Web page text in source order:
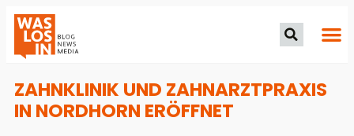
ZAHNKLINIK UND ZAHNARZTPRAXIS
IN NORDHORN ERÖFFNET